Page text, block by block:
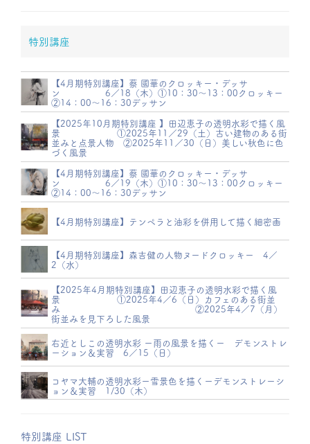
特別講座
【4月期特別講座】蔡 國華のクロッキー・デッサ
ン 6／18（木）①10：30～13：00クロッキー
②14：00～16：30デッサン
【2025年10月期特別講座 】田辺恵子の透明水彩で描く風
景 ①2025年11／29（土）古い建物のある街
並みと点景人物 ②2025年11／30（日）美しい秋色に色
づく風景
【4月期特別講座】蔡 國華のクロッキー・デッサ
ン 6／19（木）①10：30～13：00クロッキー
②14：00～16：30デッサン
【4月期特別講座】テンペラと油彩を併用して描く細密画
【4月期特別講座】森吉健の人物ヌードクロッキー 4／
2（水）
【2025年4月期特別講座】田辺恵子の透明水彩で描く風
景 ①2025年4／6（日）カフェのある街並
み ②2025年4／7（月）
街並みを見下ろした風景
右近としこの透明水彩 ー雨の風景を描くー デモンストレ
ーション＆実習 6／15（日）
コヤマ大輔の透明水彩ー雪景色を描くーデモンストレーシ
ョン＆実習 1/30（木）
特別講座 LIST